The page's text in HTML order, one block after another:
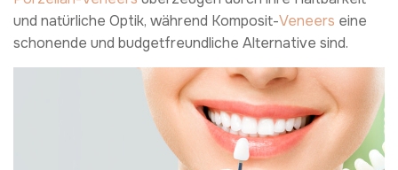
und natürliche Optik, während Komposit-Veneers eine
schonende und budgetfreundliche Alternative sind.